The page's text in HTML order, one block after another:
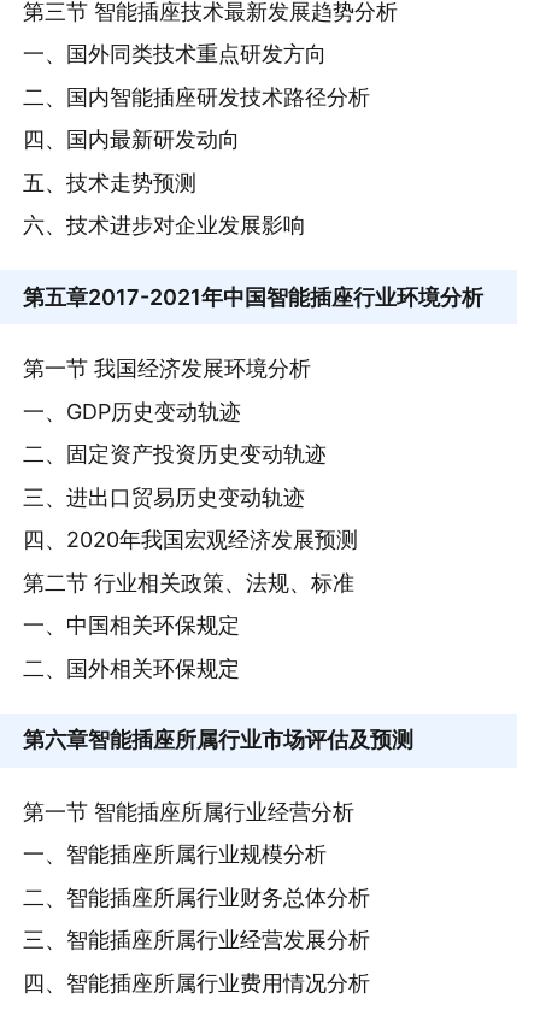
第三节 智能插座技术最新发展趋势分析
一、国外同类技术重点研发方向
二、国内智能插座研发技术路径分析
四、国内最新研发动向
五、技术走势预测
六、技术进步对企业发展影响
第五章2017-2021年中国智能插座行业环境分析
第一节 我国经济发展环境分析
一、GDP历史变动轨迹
二、固定资产投资历史变动轨迹
三、进出口贸易历史变动轨迹
四、2020年我国宏观经济发展预测
第二节 行业相关政策、法规、标准
一、中国相关环保规定
二、国外相关环保规定
第六章智能插座所属行业市场评估及预测
第一节 智能插座所属行业经营分析
一、智能插座所属行业规模分析
二、智能插座所属行业财务总体分析
三、智能插座所属行业经营发展分析
四、智能插座所属行业费用情况分析